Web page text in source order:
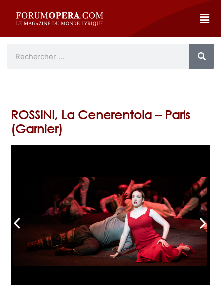
ROSSINI, La Cenerentola – Paris
(Garnier)
arrow_back_ios arrow_forward_ios